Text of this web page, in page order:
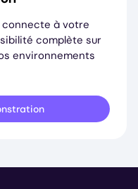
connecte à votre
complète sur
environnements